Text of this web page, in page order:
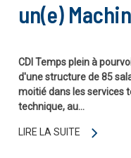
un(e)
CDI Temps plein à
d'une structure de 85
moitié dans les services
technique, au…
LIRE LA SUITE